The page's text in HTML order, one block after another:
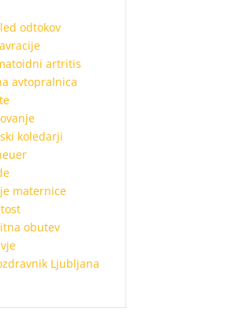
odtokov
artritis
avtopralnica
koledarji
maternice
obutev
Ljubljana